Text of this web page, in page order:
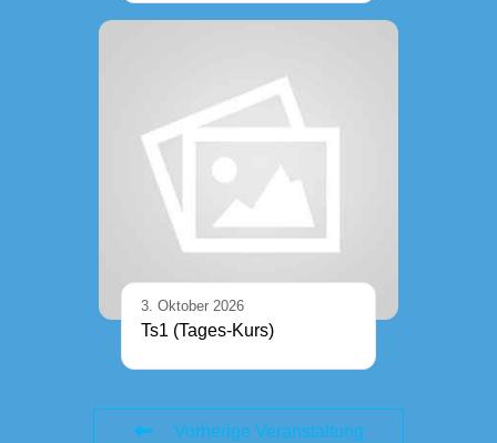
3. Oktober 2026
Ts1 (Tages-Kurs)
Vorherige Veranstaltung